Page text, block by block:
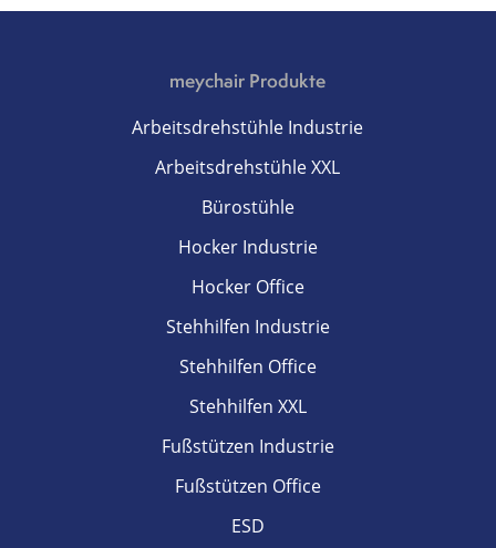
meychair Produkte
Arbeitsdrehstühle Industrie
Arbeitsdrehstühle XXL
Bürostühle
Hocker Industrie
Hocker Office
Stehhilfen Industrie
Stehhilfen Office
Stehhilfen XXL
Fußstützen Industrie
Fußstützen Office
ESD